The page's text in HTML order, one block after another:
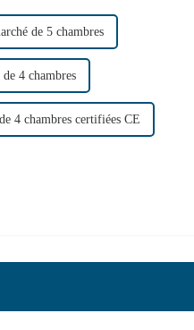
de 5 chambres
4 chambres
4 chambres certifiées CE